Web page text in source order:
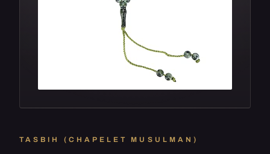
TASBIH (CHAPELET MUSULMAN)